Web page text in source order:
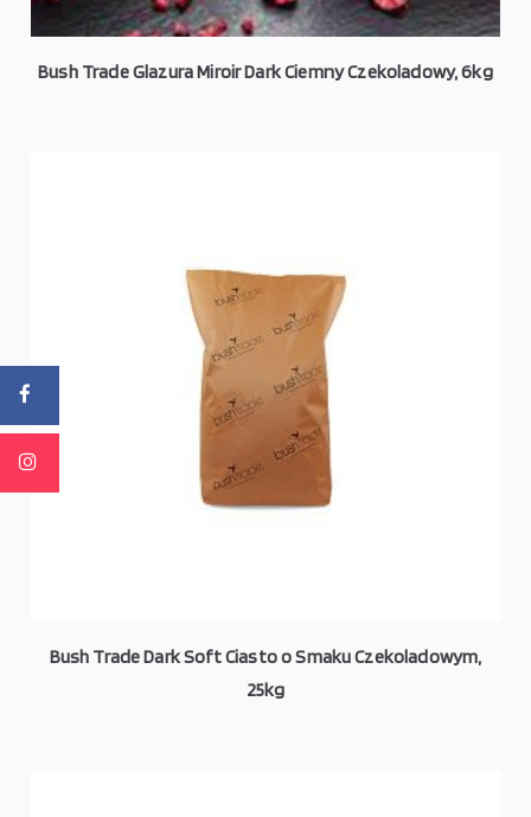
Bush Trade Glazura Miroir Dark Ciemny Czekoladowy, 6kg
Bush Trade Dark Soft Ciasto o Smaku Czekoladowym,
25kg